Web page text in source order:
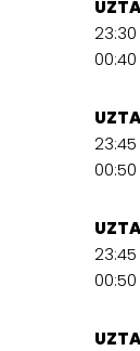
23:30
00:40
23:45
00:50
23:45
00:50